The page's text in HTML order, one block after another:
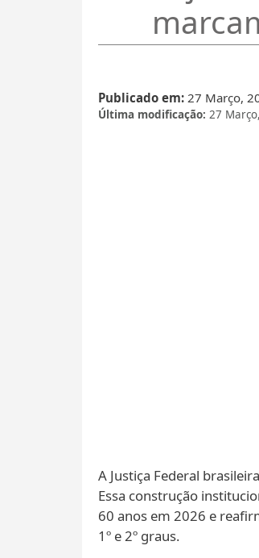
Publicado em 27 Março,
Última modificação 27
A Justiça Federal
Essa construção
60 anos em 2026 e
1º e 2º graus.